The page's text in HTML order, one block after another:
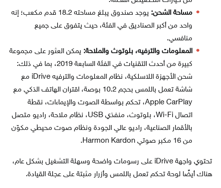
مساحة الشحن:
يوجد صندوق يبلغ مساحته 18.2 قدم مكعب؛ إنه
واحد من أكبر الصناديق في الفئة، حيث يتفوق على جميع
منافسي.
المعلومات والترفيه، بلوتوث والملاحة: يمكن العثور على مجموعة
كبيرة من أحدث التقنيات في الفئة السابعة 2019، بما في ذلك:
شحن الأجهزة اللاسلكية، نظام المعلومات والترفيه iDrive مع
شاشة تعمل باللمس بحجم 10.2 بوصة، اقتران الهاتف الذكي مع
Apple CarPlay، تحكم بواسطة الصوت والإيماءات، نقطة
اتصال Wi-Fi، بلوتوث، منفذي USB، نظام ملاحة، راديو متصل
بالأقمار الصناعية، راديو عالي الجودة ونظام صوت محيطي مكوّن
من 16 مكبر صوتي Harmon Kardon.
تحتوي واجهة iDrive على رسومات واضحة وسهلة التشغيل بشكل عام،
هناك أيضًا لوحة تحكم تعمل باللمس وأزرار مثبتة على عجلة القيادة.